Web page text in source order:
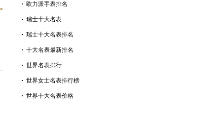
欧力派手表排名
瑞士十大名表
瑞士十大名表排名
十大名表最新排名
世界名表排行
世界女士名表排行榜
世界十大名表价格